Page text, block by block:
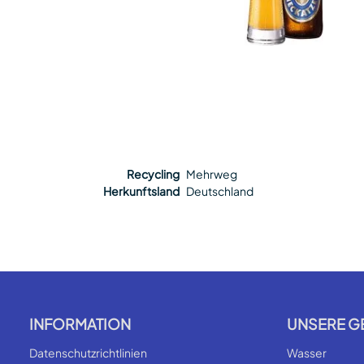
Recycling Mehrweg
Herkunftsland Deutschland
INFORMATION
Datenschutzrichtlinien
UNSERE
Wasser